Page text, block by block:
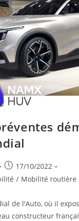
17/10/2022
/ Mobilité routière
de l'Auto, où il
constructeur